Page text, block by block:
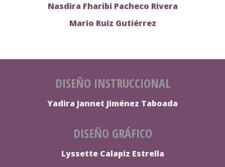
Nasdira Fharibi Pacheco Rivera
Mario Ruiz Gutiérrez
DISEÑO INSTRUCCIONAL
Yadira Jannet Jiménez Taboada
DISEÑO GRÁFICO
Lyssette Calapiz Estrella